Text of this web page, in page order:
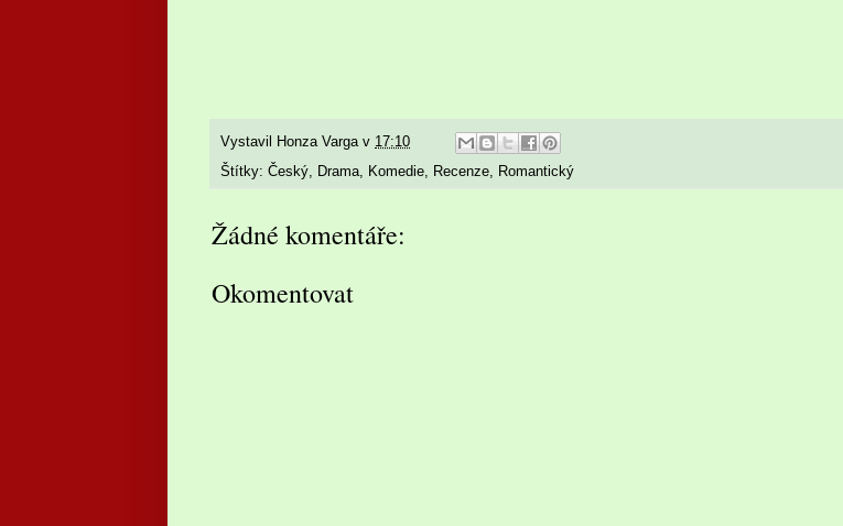
Vystavil Honza Varga v 17:10
Štítky: Český Drama Komedie Recenze Romantický
Žádné komentáře:
Okomentovat